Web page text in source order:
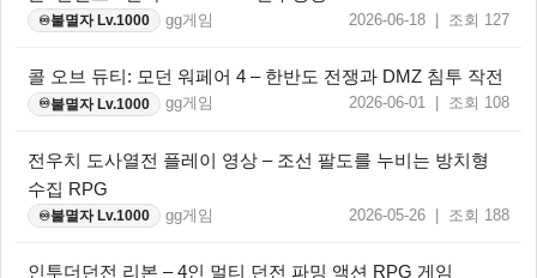
♾️불멸자 Lv.1000 gg게임 2026-06-18 | 조회 127
콜 오브 듀티: 모던 워페어 4 – 한반도 전쟁과 DMZ 침투 작전
♾️불멸자 Lv.1000 gg게임 2026-06-01 | 조회 108
전우치 도사열전 플레이 영상 – 조선 팔도를 누비는 방치형
수집 RPG
♾️불멸자 Lv.1000 gg게임 2026-05-26 | 조회 188
인투더던전 리본 – 4인 멀티 던전 파밍 액션 RPG 게임